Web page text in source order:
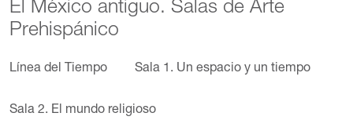
El México antiguo. Salas de Arte
Prehispánico
Línea del Tiempo Sala 1. Un espacio y un tiempo
Sala 2. El mundo religioso